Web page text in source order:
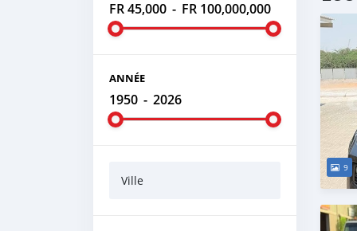
FR 45,000 - FR 100,000,000
ANNÉE
1950 - 2026
Ville
9